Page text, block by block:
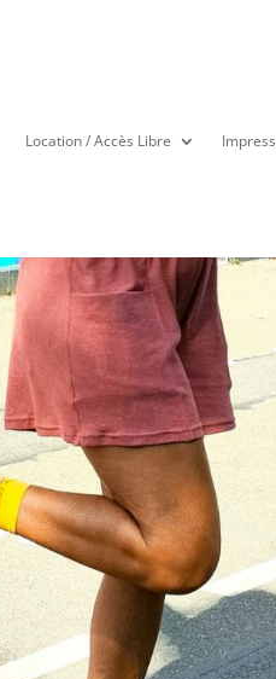
Location / Accès Libre